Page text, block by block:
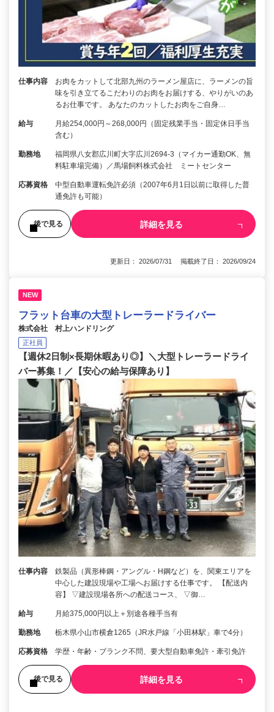
仕事内容
お肉をカットして北部九州のラーメン屋店に、ラーメンの旨
味を引き立てるこだわりのお肉をお届けする、やりがいのあ
るお仕事です。 あなたのカットしたお肉をご自身…
給与
月給254,000円～268,000円（固定残業手当・固定休日手当
含む）
勤務地
福岡県八女郡広川町大字広川2694-3（マイカー通勤OK、無
料駐車場完備）／馬場飼料株式会社 ミートセンター
応募資格
中型自動車運転免許必須（2007年6月1日以前に取得した普
通免許も可能）
後で見る 詳細を見る
更新日： 2026/07/31 掲載終了日： 2026/09/24
NEW
フラット台車の大型トレーラードライバー
株式会社 村上ハンドリング
正社員
【週休2日制×長期休暇あり◎】＼大型トレーラードライ
バー募集！／【安心の給与保障あり】
仕事内容
鉄製品（異形棒鋼・アングル・H鋼など）を、関東エリアを
中心した建設現場や工場へお届けする仕事です。 【配送内
容】 ▽建設現場各所への配送コース、 ▽御…
給与 月給375,000円以上＋別途各種手当有
勤務地 栃木県小山市横倉1265（JR水戸線「小田林駅」車で4分）
応募資格 学歴・年齢・ブランク不問、要大型自動車免許・牽引免許
後で見る 詳細を見る